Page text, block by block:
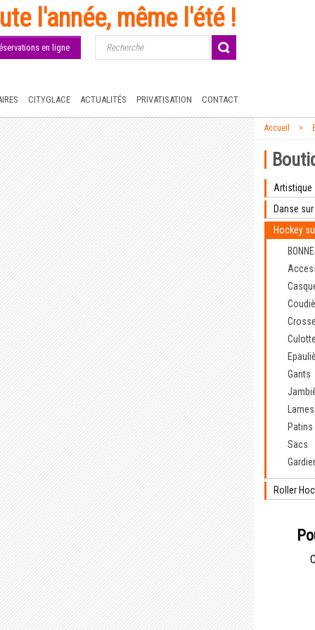
l'année, même l'été !
en ligne
CITYGLACE ACTUALITÉS PRIVATISATION CONTACT
Accueil
Artistique
Danse
Hockey
Gants
Lames
Patins
Sacs
Roller